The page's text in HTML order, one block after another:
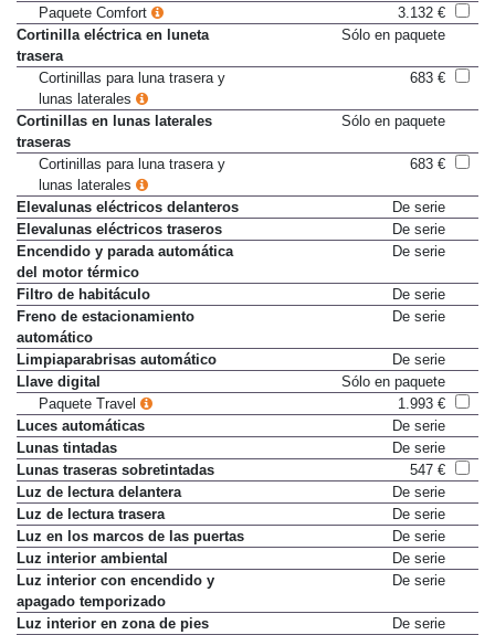
Paquete Comfort
3.132 €
Cortinilla eléctrica en luneta
trasera
Sólo en paquete
Cortinillas para luna trasera y
lunas laterales
683 €
Cortinillas en lunas laterales
traseras
Sólo en paquete
Cortinillas para luna trasera y
lunas laterales
683 €
Elevalunas eléctricos delanteros
De serie
Elevalunas eléctricos traseros
De serie
Encendido y parada automática
del motor térmico
De serie
Filtro de habitáculo
De serie
Freno de estacionamiento
automático
De serie
Limpiaparabrisas automático
De serie
Llave digital
Sólo en paquete
Paquete Travel
1.993 €
Luces automáticas
De serie
Lunas tintadas
De serie
Lunas traseras sobretintadas
547 €
Luz de lectura delantera
De serie
Luz de lectura trasera
De serie
Luz en los marcos de las puertas
De serie
Luz interior ambiental
De serie
Luz interior con encendido y
apagado temporizado
De serie
Luz interior en zona de pies
De serie